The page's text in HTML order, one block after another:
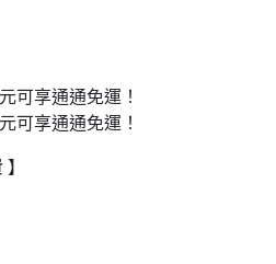
可享通通免運！
可享通通免運！